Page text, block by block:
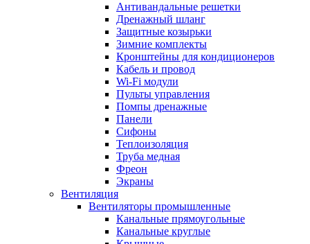
Антивандальные решетки
Дренажный шланг
Защитные козырьки
Зимние комплекты
Кронштейны для кондиционеров
Кабель и провод
Wi-Fi модули
Пульты управления
Помпы дренажные
Панели
Сифоны
Теплоизоляция
Труба медная
Фреон
Экраны
Вентиляция
Вентиляторы промышленные
Канальные прямоугольные
Канальные круглые